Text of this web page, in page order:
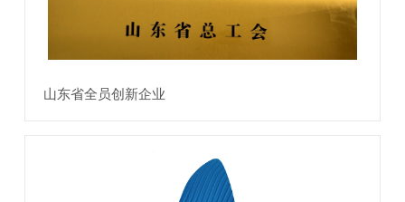
山东省全员创新企业